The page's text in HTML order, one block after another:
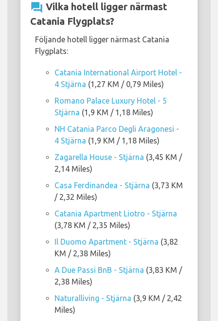
question_answer Vilka hotell ligger närmast
Catania Flygplats?
Följande hotell ligger närmast Catania
Flygplats:
Catania International Airport Hotel -
4 Stjärna (1,27 KM / 0,79 Miles)
Romano Palace Luxury Hotel - 5
Stjärna (1,9 KM / 1,18 Miles)
NH Catania Parco Degli Aragonesi -
4 Stjärna (1,9 KM / 1,18 Miles)
Zagarella House - Stjärna (3,45 KM /
2,14 Miles)
Casa Ferdinandea - Stjärna (3,73 KM
/ 2,32 Miles)
Catania Apartment Liotro - Stjärna
(3,78 KM / 2,35 Miles)
Il Duomo Apartment - Stjärna (3,82
KM / 2,38 Miles)
A Due Passi BnB - Stjärna (3,83 KM /
2,38 Miles)
Naturalliving - Stjärna (3,9 KM / 2,42
Miles)